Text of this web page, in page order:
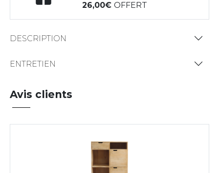
26,00OFFERT
DESCRIPTION
ENTRETIEN
Avis clients